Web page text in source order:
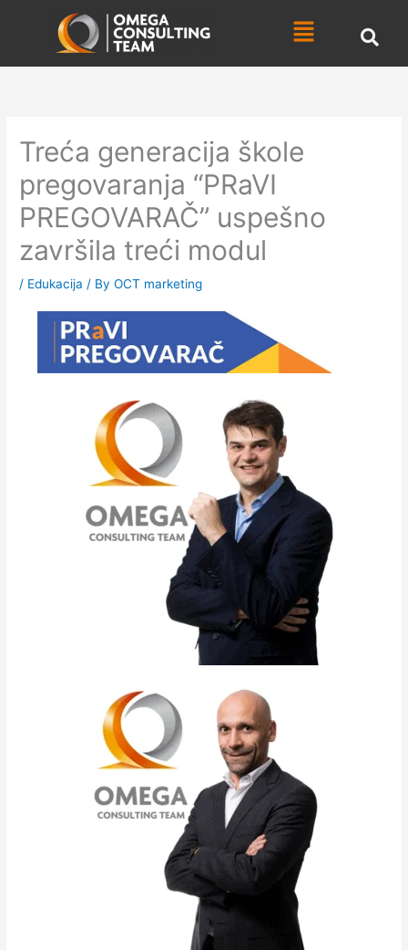
Menu
Treća generacija škole
pregovaranja “PRaVI
PREGOVARAČ” uspešno
završila treći modul
/ Edukacija / ByOCT marketing